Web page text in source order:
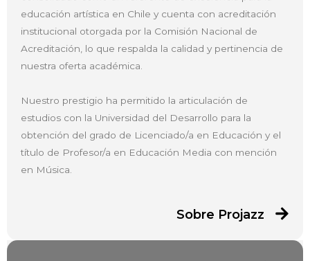
educación artística en Chile y cuenta con acreditación
institucional otorgada por la Comisión Nacional de
Acreditación, lo que respalda la calidad y pertinencia de
nuestra oferta académica.
Nuestro prestigio ha permitido la articulación de
estudios con la Universidad del Desarrollo para la
obtención del grado de Licenciado/a en Educación y el
título de Profesor/a en Educación Media con mención
en Música.
Sobre Projazz